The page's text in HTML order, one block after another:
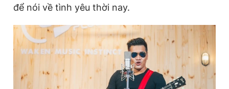
để nói về tình yêu thời nay.